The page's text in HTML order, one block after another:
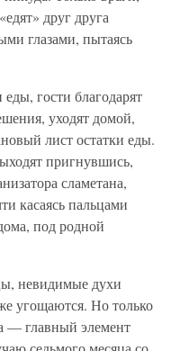
друг друга
глазами, пытаясь
гости благодарят
уходят домой,
лист остатки еды.
пригнувшись,
сламетана,
касаясь пальцами
под родной
невидимые духи
угощаются. Но только
— главный элемент